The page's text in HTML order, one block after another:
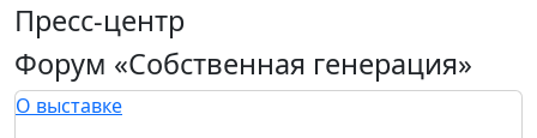
Пресс-центр
Форум «Собственная генерация»
О выставке